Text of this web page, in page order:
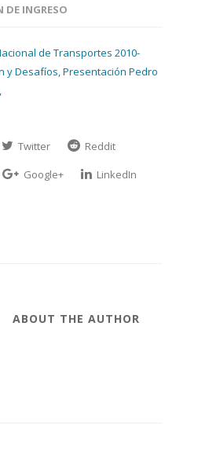
DE INGRESO
de Transportes 2010-
y Desafíos, Presentación Pedro
Twitter
Reddit
Google+
LinkedIn
ABOUT THE AUTHOR